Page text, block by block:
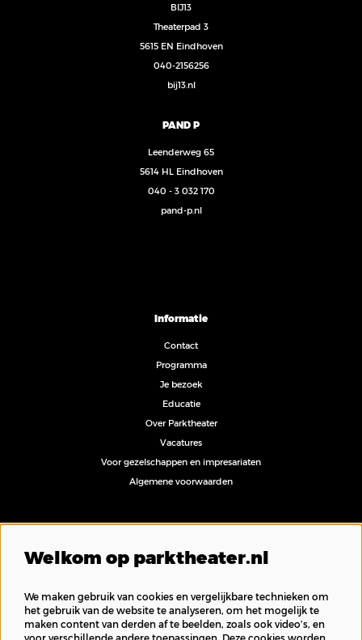
BIJ13
Theaterpad 3
5615 EN Eindhoven
040-2156256
bij13.nl
PAND P
Leenderweg 65
5614 HL Eindhoven
040 - 3 032 170
pand-p.nl
Informatie
Contact
Programma
Je bezoek
Educatie
Over Parktheater
Vacatures
Voor gezelschappen en impresariaten
Algemene voorwaarden
Inschrijven nieuwsbrief
Welkom op parktheater.nl
We maken gebruik van cookies en vergelijkbare technieken om
het gebruik van de website te analyseren, om het mogelijk te
maken content van derden af te beelden, zoals ook video’s, en
voor verschillende andere toepassingen. Deze cookies worden